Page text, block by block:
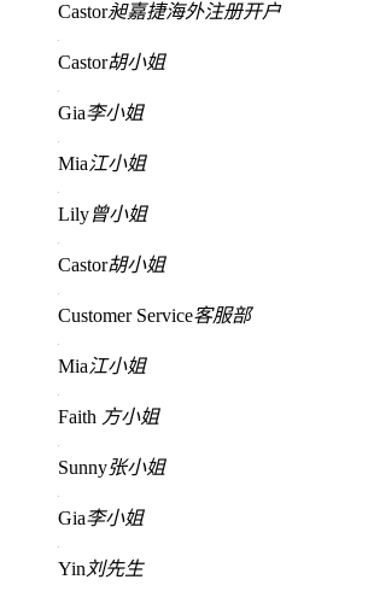
Castor昶嘉捷海外注册开户
Castor胡小姐
Gia李小姐
Mia江小姐
Lily曾小姐
Castor胡小姐
Customer Service客服部
Mia江小姐
Faith 方小姐
Sunny张小姐
Gia李小姐
Yin 刘先生